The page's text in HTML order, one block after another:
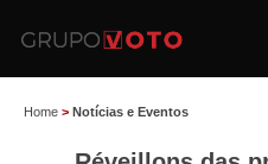
Home > Notícias e Eventos